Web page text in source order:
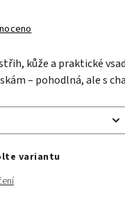
kůže a praktické
– pohodlná, ale s
variantu